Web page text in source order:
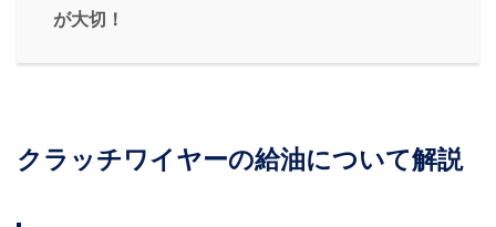
が大切！
クラッチワイヤーの給油について解説